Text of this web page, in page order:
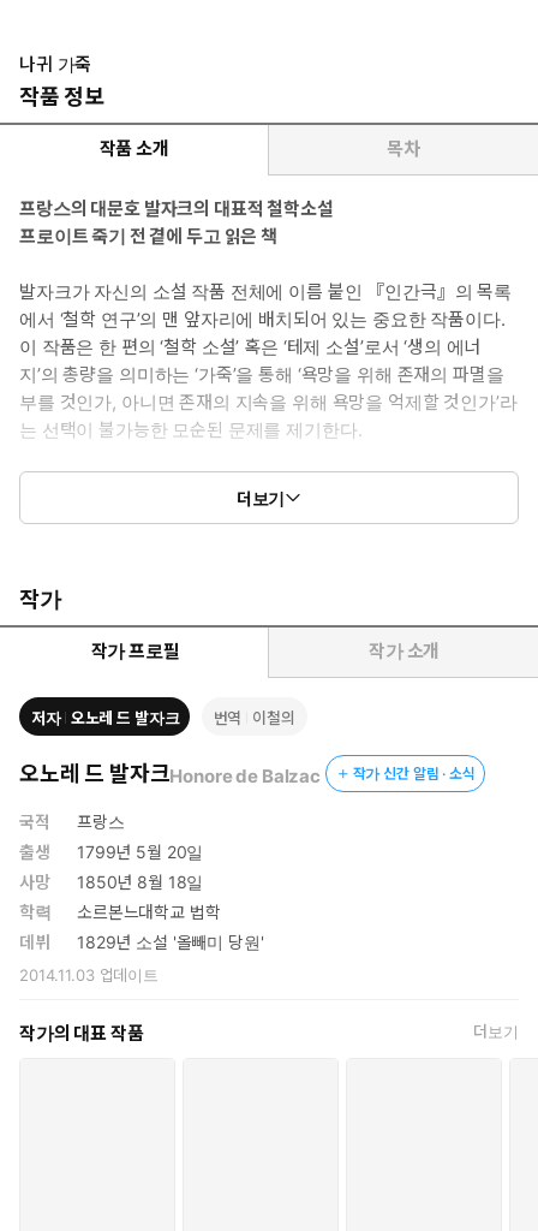
나귀 가죽
작품 정보
작품 소개 목차
프랑스의 대문호 발자크의 대표적 철학소설
프로이트 죽기 전 곁에 두고 읽은 책
발자크가 자신의 소설 작품 전체에 이름 붙인 『인간극』의 목록
에서 ‘철학 연구’의 맨 앞자리에 배치되어 있는 중요한 작품이다.
이 작품은 한 편의 ‘철학 소설’ 혹은 ‘테제 소설’로서 ‘생의 에너
지’의 총량을 의미하는 ‘가죽’을 통해 ‘욕망을 위해 존재의 파멸을
부를 것인가, 아니면 존재의 지속을 위해 욕망을 억제할 것인가’라
는 선택이 불가능한 모순된 문제를 제기한다.
작품의 주인공 라파엘은 원대한 야심을 품고 부와 명예, 사랑을 갈구
하지만 자신을 외면하는 비정한 사회 속에서 절망에 빠져 자살을 결
인생 이야기이다. 이 가죽을 갖고 있으면 원하는 것은 무엇이든 다
이루어지지만 욕망이 실현될 때마다 가죽이 오그라들면서 가죽을
소유한 자의 수명도 단축되는 것이다. 나귀 가죽』은 19세기 전반
격변하는 프랑스를 배경으로 당대의 현실을 충실하게 반영하면서
환상의 요소를 가미해 욕망과 모순되는 인간의 조건에 대해 성찰하
게 할 것이다.
더보기
작가
작가 프로필 작가 소개
저자 오노레 드 발자크 번역 이철의
오노레 드 발자크Honore de Balzac 작가 신간 알림 · 소식
국적
프랑스
출생
1799년 5월 20일
사망
1850년 8월 18일
학력
소르본느대학교 법학
데뷔
1829년 소설 '올빼미 당원'
2014.11.03업데이트
작가의 대표 작품 더보기